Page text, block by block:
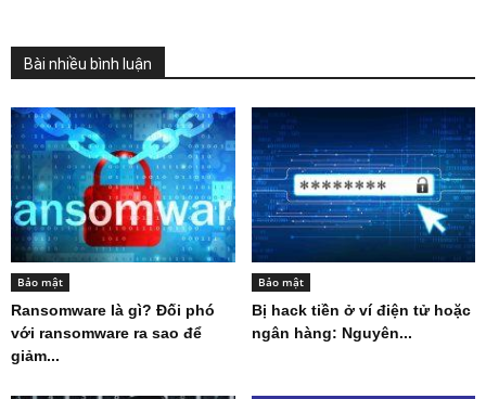
Bài nhiều bình luận
Bảo mật
Ransomware là gì? Đối phó
với ransomware ra sao để
giảm...
Bảo mật
Bị hack tiền ở ví điện tử hoặc
ngân hàng: Nguyên...